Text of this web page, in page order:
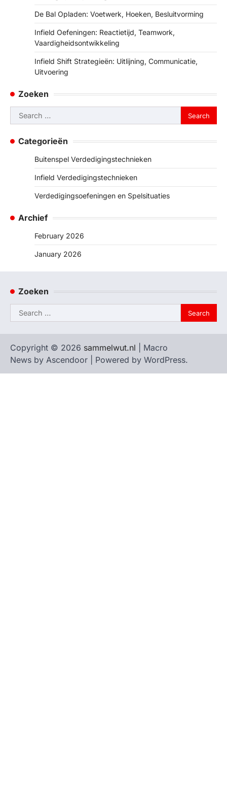
De Bal Opladen: Voetwerk, Hoeken, Besluitvorming
Infield Oefeningen: Reactietijd, Teamwork,
Vaardigheidsontwikkeling
Infield Shift Strategieën: Uitlijning, Communicatie,
Uitvoering
Zoeken
Search
for:
Categorieën
Buitenspel Verdedigingstechnieken
Infield Verdedigingstechnieken
Verdedigingsoefeningen en Spelsituaties
Archief
February 2026
January 2026
Zoeken
Search
for:
Copyright © 2026 sammelwut.nl | Macro
News by Ascendoor | Powered by WordPress.